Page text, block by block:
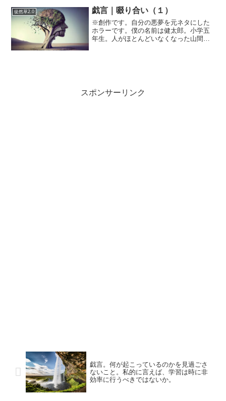
するプラグインとかありますが、...
徒然草2.0 戯言｜啜り合い（１）
※創作です。自分の悪夢を元ネタにした
ホラーです。僕の名前は健太郎。小学五
年生。人がほとんどいなくなった山間の
スポンサーリンク
戯言。何が起こっているのかを見過ごさ
ないこと。私的に言えば、学習は時に非
効率に行うべきではないか。